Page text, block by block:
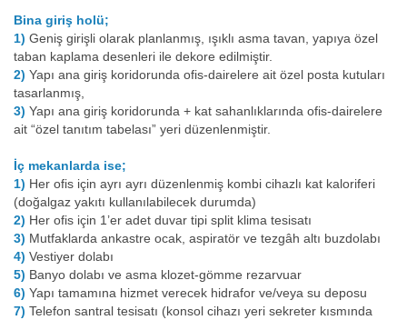
Bina giriş holü;
1) Geniş girişli olarak planlanmış, ışıklı asma tavan, yapıya özel
taban kaplama desenleri ile dekore edilmiştir.
2) Yapı ana giriş koridorunda ofis-dairelere ait özel posta kutuları
tasarlanmış,
3) Yapı ana giriş koridorunda + kat sahanlıklarında ofis-dairelere
ait “özel tanıtım tabelası” yeri düzenlenmiştir.
İç mekanlarda ise;
1) Her ofis için ayrı ayrı düzenlenmiş kombi cihazlı kat kaloriferi
(doğalgaz yakıtı kullanılabilecek durumda)
2) Her ofis için 1’er adet duvar tipi split klima tesisatı
3) Mutfaklarda ankastre ocak, aspiratör ve tezgâh altı buzdolabı
4) Vestiyer dolabı
5) Banyo dolabı ve asma klozet-gömme rezarvuar
6) Yapı tamamına hizmet verecek hidrafor ve/veya su deposu
7) Telefon santral tesisatı (konsol cihazı yeri sekreter kısmında